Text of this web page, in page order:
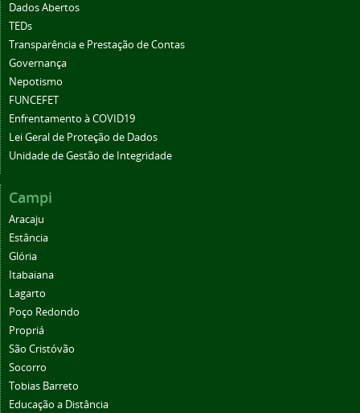
Dados Abertos
TEDs
Transparência e Prestação de Contas
Governança
Nepotismo
FUNCEFET
Enfrentamento à COVID19
Lei Geral de Proteção de Dados
Unidade de Gestão de Integridade
Campi
Aracaju
Estância
Glória
Itabaiana
Lagarto
Poço Redondo
Propriá
São Cristóvão
Socorro
Tobias Barreto
Educação a Distância